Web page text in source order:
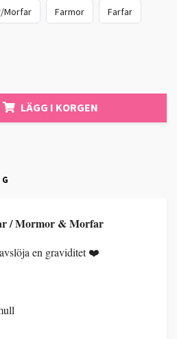
Morfar Farmor Farfar
LÄGG I KORGEN
/ Mormor & Morfar
en graviditet ❤️